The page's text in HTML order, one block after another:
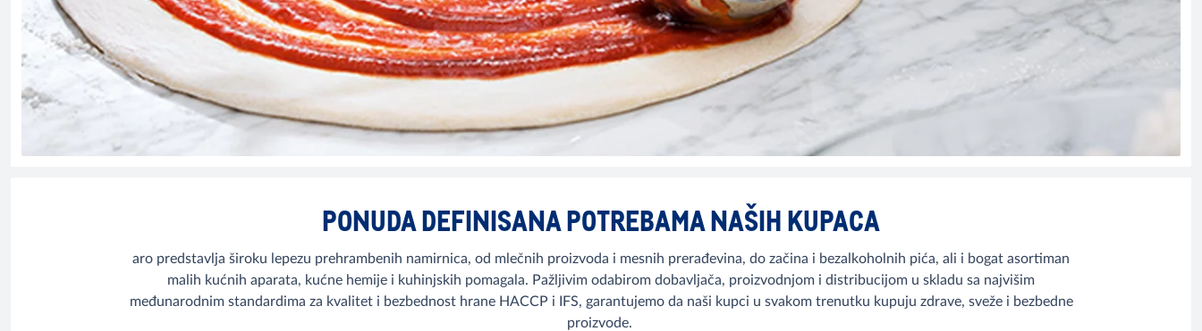
PONUDA DEFINISANA POTREBAMA NAŠIH KUPACA
aro predstavlja široku lepezu prehrambenih namirnica, od mlečnih proizvoda i mesnih prerađevina, do začina i bezalkoholnih pića, ali i bogat asortiman
malih kućnih aparata, kućne hemije i kuhinjskih pomagala. Pažljivim odabirom dobavljača, proizvodnjom i distribucijom u skladu sa najvišim
međunarodnim standardima za kvalitet i bezbednost hrane HACCP i IFS, garantujemo da naši kupci u svakom trenutku kupuju zdrave, sveže i bezbedne
proizvode.